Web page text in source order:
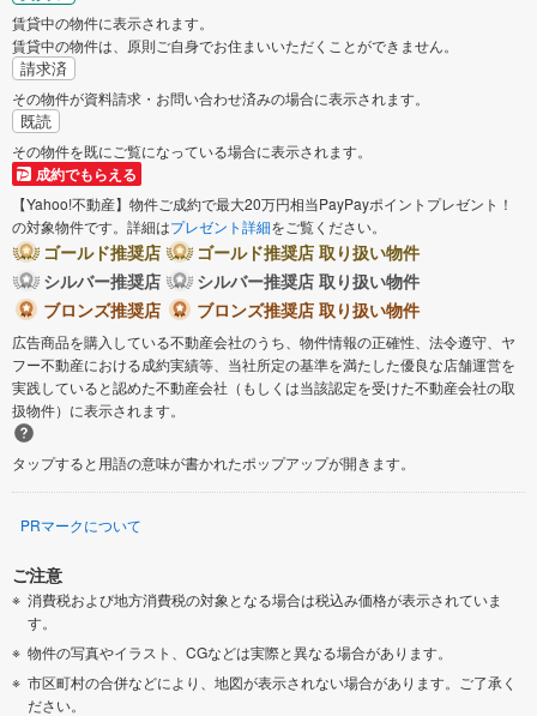
賃貸中の物件に表示されます。
賃貸中の物件は、原則ご自身でお住まいいただくことができません。
請求済
その物件が資料請求・お問い合わせ済みの場合に表示されます。
既読
その物件を既にご覧になっている場合に表示されます。
成約でもらえる
【Yahoo!不動産】物件ご成約で最大20万円相当PayPayポイントプレゼント！
の対象物件です。詳細はプレゼント詳細をご覧ください。
ゴールド推奨店
ゴールド推奨店 取り扱い物件
シルバー推奨店
シルバー推奨店 取り扱い物件
ブロンズ推奨店
ブロンズ推奨店 取り扱い物件
広告商品を購入している不動産会社のうち、物件情報の正確性、法令遵守、ヤ
フー不動産における成約実績等、当社所定の基準を満たした優良な店舗運営を
実践していると認めた不動産会社（もしくは当該認定を受けた不動産会社の取
扱物件）に表示されます。
タップすると用語の意味が書かれたポップアップが開きます。
PRマークについて
ご注意
消費税および地方消費税の対象となる場合は税込み価格が表示されていま
す。
物件の写真やイラスト、CGなどは実際と異なる場合があります。
市区町村の合併などにより、地図が表示されない場合があります。ご了承く
ださい。